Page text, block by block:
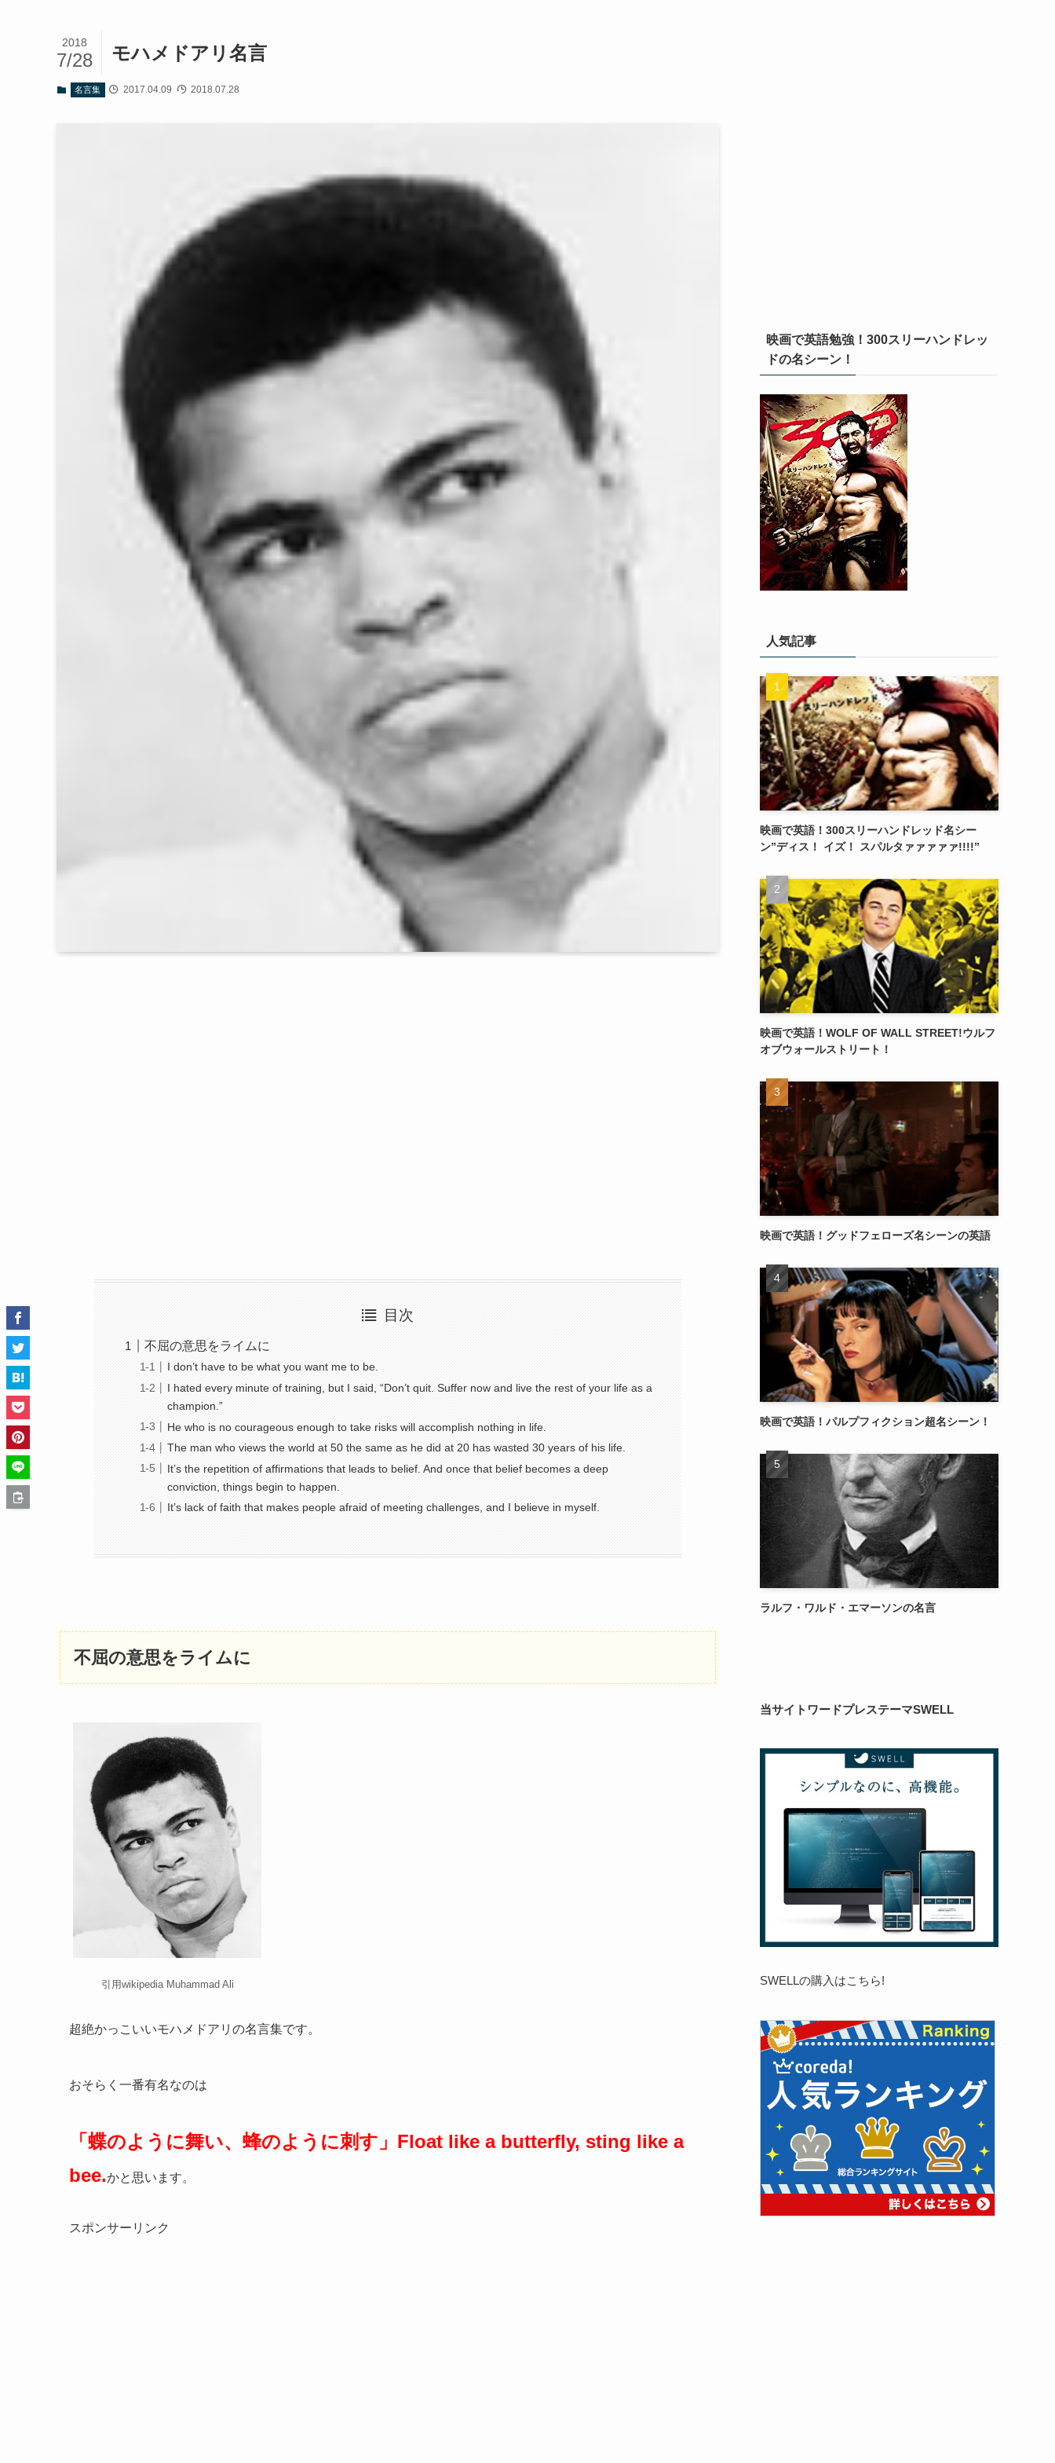
モハメドアリ名言
2018
7/28
名言集 2017.04.09 2018.07.28
目次
不屈の意思をライムに
I don’t have to be what you want me to be.
I hated every minute of training, but I said, “Don’t quit. Suffer now and live the rest of your life as a
champion.”
He who is no courageous enough to take risks will accomplish nothing in life.
The man who views the world at 50 the same as he did at 20 has wasted 30 years of his life.
It’s the repetition of affirmations that leads to belief. And once that belief becomes a deep
conviction, things begin to happen.
It’s lack of faith that makes people afraid of meeting challenges, and I believe in myself.
不屈の意思をライムに
引用wikipedia Muhammad Ali
超絶かっこいいモハメドアリの名言集です。
おそらく一番有名なのは
「蝶のように舞い、蜂のように刺す」Float like a butterfly, sting like a
bee.かと思います。
スポンサーリンク
映画で英語勉強！300スリーハンドレッ
ドの名シーン！
人気記事
映画で英語！300スリーハンドレッド名シー
ン”ディス！ イズ！ スパルタァァァァァ!!!!”
映画で英語！WOLF OF WALL STREET!ウルフ
オブウォールストリート！
映画で英語！グッドフェローズ名シーンの英語
映画で英語！パルプフィクション超名シーン！
ラルフ・ワルド・エマーソンの名言
当サイトワードプレステーマSWELL
SWELLの購入はこちら!